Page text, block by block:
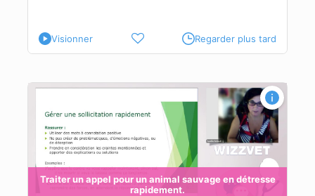
Visionner Regarder plus tard
Traiter un appel pour un animal sauvage en détresse
rapidement.